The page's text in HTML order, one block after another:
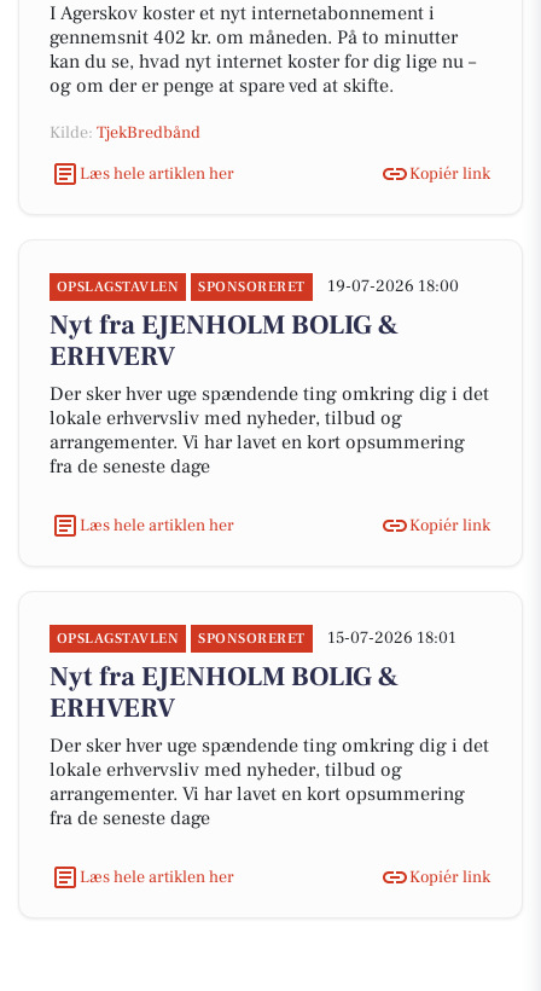
I Agerskov koster et nyt internetabonnement i
gennemsnit 402 kr. om måneden. På to minutter
kan du se, hvad nyt internet koster for dig lige nu –
og om der er penge at spare ved at skifte.
Kilde: TjekBredbånd
Læs hele artiklen her
Kopiér link
OPSLAGSTAVLEN SPONSORERET 19-07-2026 18:00
Nyt fra EJENHOLM BOLIG &
ERHVERV
Der sker hver uge spændende ting omkring dig i det
lokale erhvervsliv med nyheder, tilbud og
arrangementer. Vi har lavet en kort opsummering
fra de seneste dage
Læs hele artiklen her Kopiér link
OPSLAGSTAVLEN SPONSORERET 15-07-2026 18:01
Nyt fra EJENHOLM BOLIG &
ERHVERV
Der sker hver uge spændende ting omkring dig i det
lokale erhvervsliv med nyheder, tilbud og
arrangementer. Vi har lavet en kort opsummering
fra de seneste dage
Læs hele artiklen her Kopiér link